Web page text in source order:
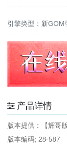
引擎类型：新GOM
产品详情
版本提供：【辉哥
版本编码; 28-587